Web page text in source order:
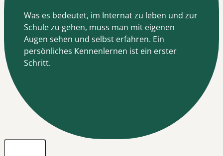
Was es bedeutet, im Internat zu leben und zur
Schule zu gehen, muss man mit eigenen
Augen sehen und selbst erfahren. Ein
persönliches Kennenlernen ist ein erster
Schritt.